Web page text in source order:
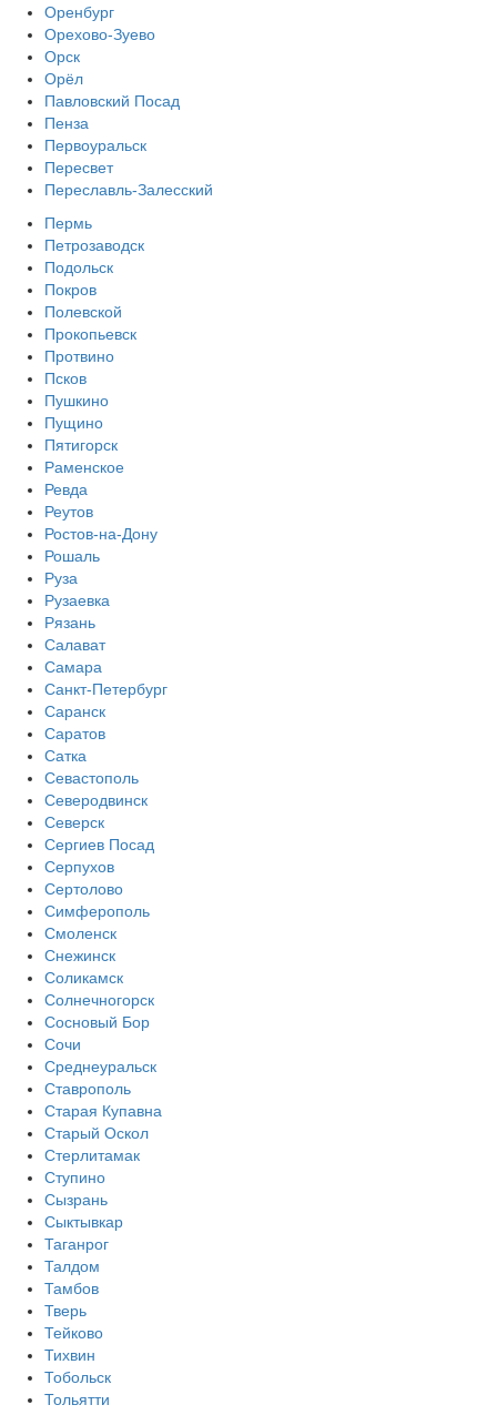
Оренбург
Орехово-Зуево
Орск
Орёл
Павловский Посад
Пенза
Первоуральск
Пересвет
Переславль-Залесский
Пермь
Петрозаводск
Подольск
Покров
Полевской
Прокопьевск
Протвино
Псков
Пушкино
Пущино
Пятигорск
Раменское
Ревда
Реутов
Ростов-на-Дону
Рошаль
Руза
Рузаевка
Рязань
Салават
Самара
Санкт-Петербург
Саранск
Саратов
Сатка
Севастополь
Северодвинск
Северск
Сергиев Посад
Серпухов
Сертолово
Симферополь
Смоленск
Снежинск
Соликамск
Солнечногорск
Сосновый Бор
Сочи
Среднеуральск
Ставрополь
Старая Купавна
Старый Оскол
Стерлитамак
Ступино
Сызрань
Сыктывкар
Таганрог
Талдом
Тамбов
Тверь
Тейково
Тихвин
Тобольск
Тольятти